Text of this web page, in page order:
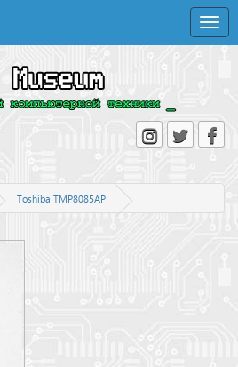
Toggle
Toshiba TMP8085AP